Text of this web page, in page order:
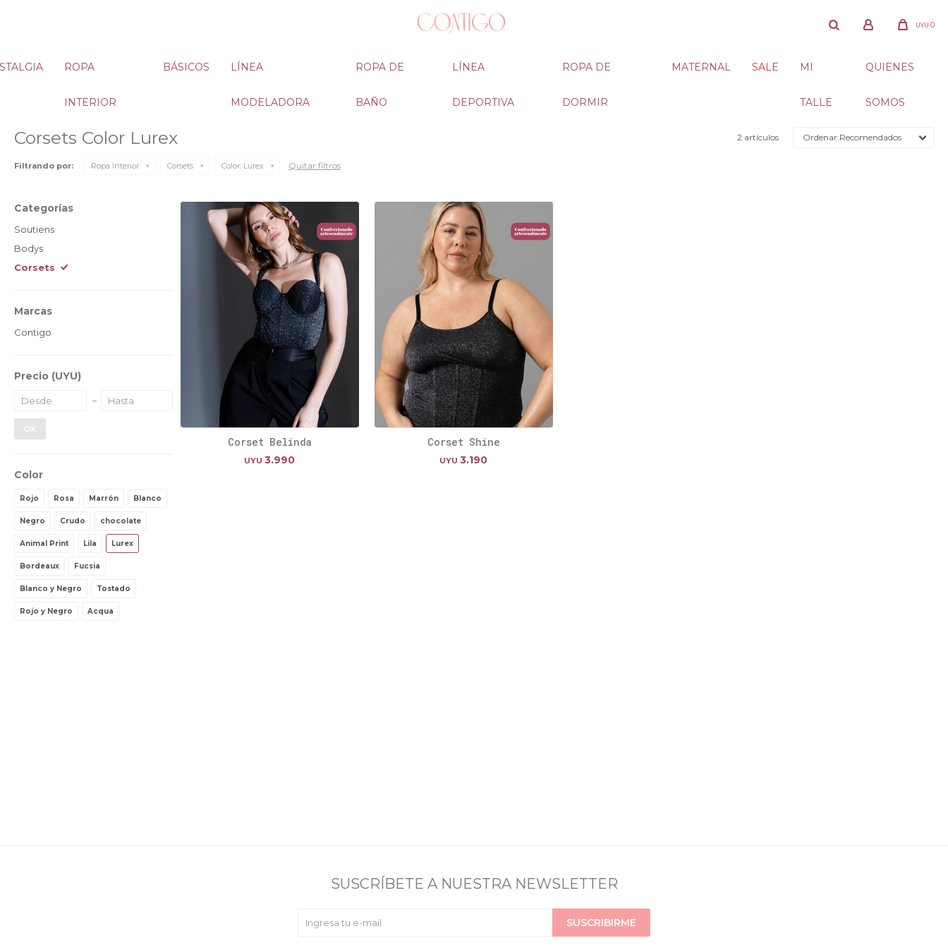
ROPA
INTERIOR
BÁSICOS LÍNEA
MODELADORA
ROPA DE
BAÑO
LÍNEA
DEPORTIVA
ROPA DE
DORMIR
MATERNAL SALE MI
TALLE
QUIENES
SOMOS
UYU 0
Corsets Color Lurex 2 artículos Recomendados
Filtrando por: Ropa Interior Corsets Color: Lurex Quitar filtros
Corset Belinda
UYU 3.990
Corset Shine
UYU 3.190
Categorías
Soutiens
Bodys
Corsets
Marcas
Contigo
Precio (UYU)
OK
Color
Rojo Rosa Marrón Blanco
Negro Crudo chocolate
Animal Print Lila Lurex
Bordeaux Fucsia
Blanco y Negro Tostado
Rojo y Negro Acqua
SUSCRÍBETE A NUESTRA NEWSLETTER
SUSCRIBIRME